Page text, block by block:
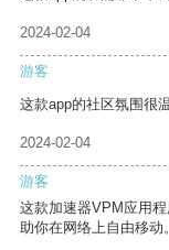
2024-02-04
游客
这款app的社区氛围很
2024-02-04
游客
这款加速器VPM应用
助你在网络上自由移动。